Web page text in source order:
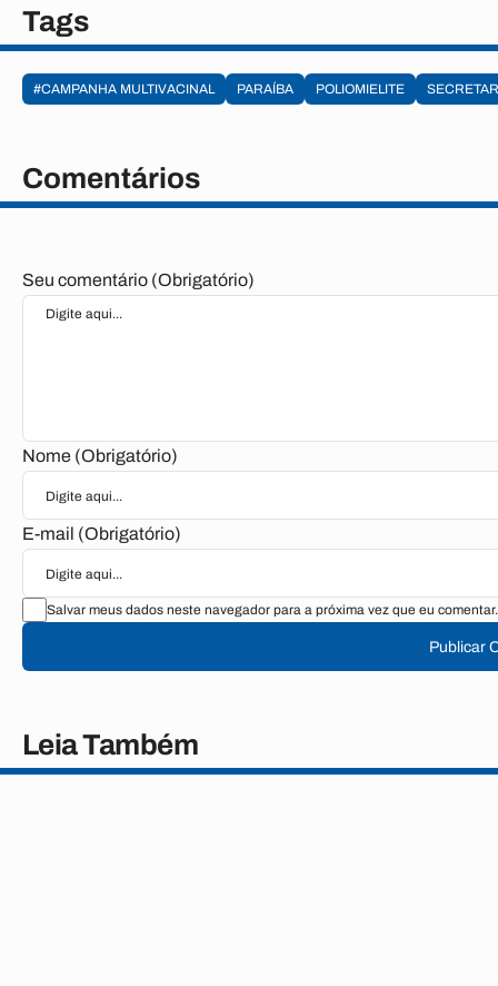
Tags
#CAMPANHA MULTIVACINAL PARAÍBA POLIOMIELITE
Comentários
Seu comentário (Obrigatório)
Nome (Obrigatório)
E-mail (Obrigatório)
Salvar meus dados neste navegador para a próxima vez que eu comentar.
Publicar
Leia Também